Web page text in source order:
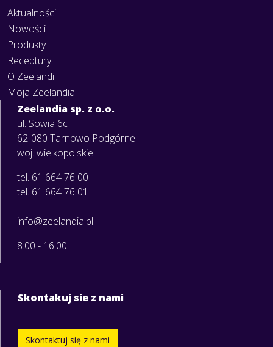
Aktualności
Nowości
Produkty
Receptury
O Zeelandii
Moja Zeelandia
Zeelandia sp. z o.o.
ul. Sowia 6c
62-080 Tarnowo Podgórne
woj. wielkopolskie
tel. 61 664 76 00
tel. 61 664 76 01
info@zeelandia.pl
8:00 - 16:00
Skontakuj sie z nami
Skontaktuj się z nami